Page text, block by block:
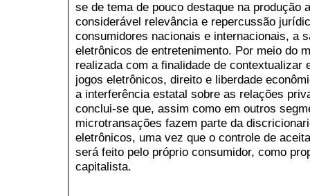
se de tema de pouco destaque na produção
considerável relevância e repercussão
consumidores nacionais e internacionais, a
eletrônicos de entretenimento. Por meio do
realizada com a finalidade de contextualizar
jogos eletrônicos, direito e liberdade
a interferência estatal sobre as relações
conclui-se que, assim como em outros
microtransações fazem parte da
eletrônicos, uma vez que o controle de
será feito pelo próprio consumidor, como
capitalista.